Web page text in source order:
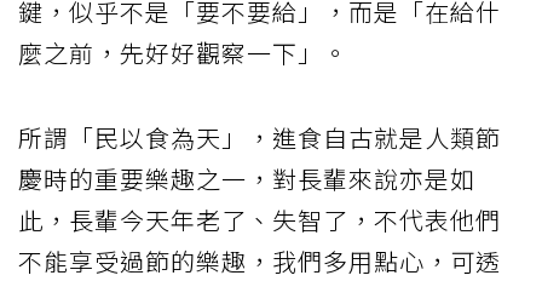
鍵，似乎不是「要不要給」，而是「在給什
麼之前，先好好觀察一下」。
所謂「民以食為天」，進食自古就是人類節
慶時的重要樂趣之一，對長輩來說亦是如
此，長輩今天年老了、失智了，不代表他們
不能享受過節的樂趣，我們多用點心，可透